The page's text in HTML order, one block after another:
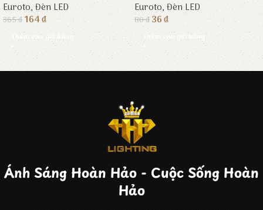
Euroto,Đèn LED
365₫164₫
Thêm vào giỏ hàng
Euroto,Đèn LED
80₫36₫
Thêm vào giỏ hàng
Ánh Sáng Hoàn Hảo - Cuộc Sống Hoàn
Hảo